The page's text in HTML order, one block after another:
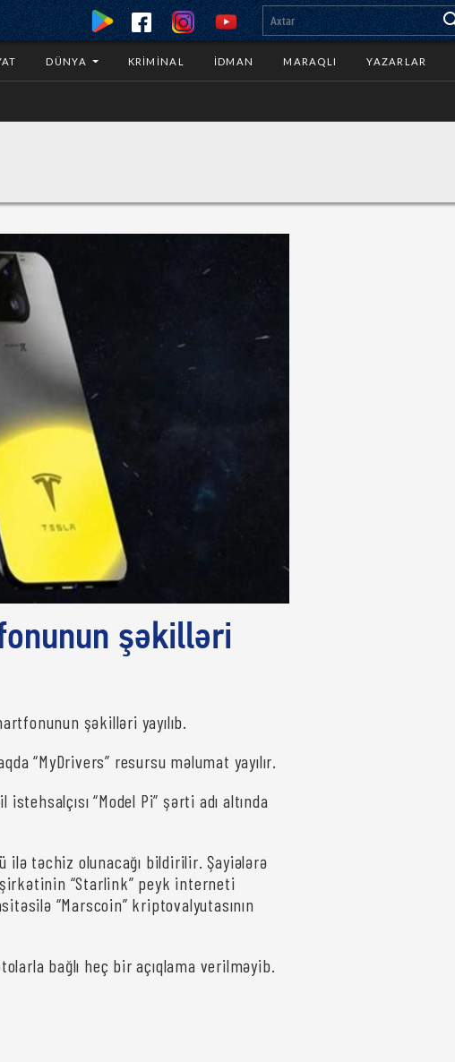
DÜNYA KRIMINAL İDMAN MARAQLI YAZARLAR
şəkilləri
şəkilləri yayılıb.
“MyDrivers” resursu məlumat yayılır.
“Model Pi” şərti adı altında
ilə təchiz olunacağı bildirilir. Şayiələrə
şirkətinin “Starlink” peyk interneti
“Marscoin” kriptovalyutasının
bağlı heç bir açıqlama verilməyib.